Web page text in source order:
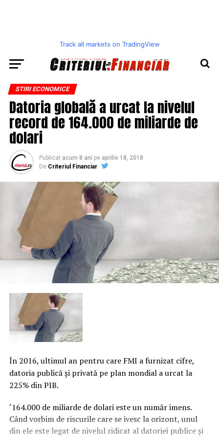
Track all markets on TradingView
STIRI ECONOMICE
Datoria globală a urcat la nivelul
record de 164.000 de miliarde de
dolari
Publicat acum 8 ani pe aprilie 18, 2018
De Criteriul Financiar
În 2016, ultimul an pentru care FMI a furnizat cifre,
datoria publică şi privată pe plan mondial a urcat la
225% din PIB.
‘164.000 de miliarde de dolari este un număr imens.
Când vorbim de riscurile care se ivesc la orizont, unul
din ele este legat de nivelul ridicat al datoriei publice şi